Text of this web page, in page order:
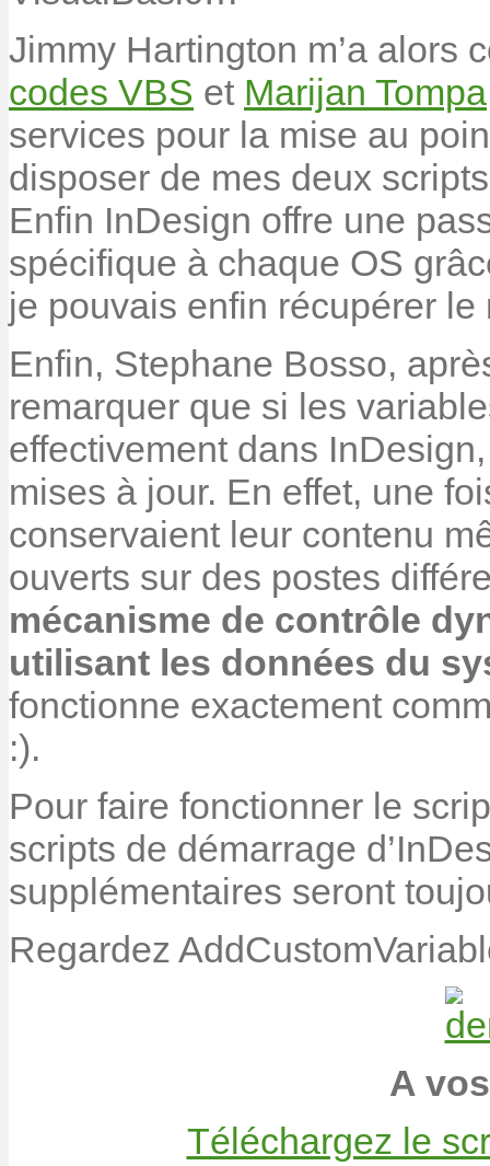
Jimmy Hartington m’a alors
codes VBS et Marijan Tompa
services pour la mise au
disposer de mes deux
Enfin InDesign offre une
spécifique à chaque OS
je pouvais enfin récupérer le
Enfin, Stephane Bosso,
remarquer que si les
effectivement dans
mises à jour. En effet, une
conservaient leur contenu
ouverts sur des postes
mécanisme de contrôle
utilisant les données du
fonctionne exactement
:).
Pour faire fonctionner le
scripts de démarrage
supplémentaires seront
Regardez
A
Téléchargez le